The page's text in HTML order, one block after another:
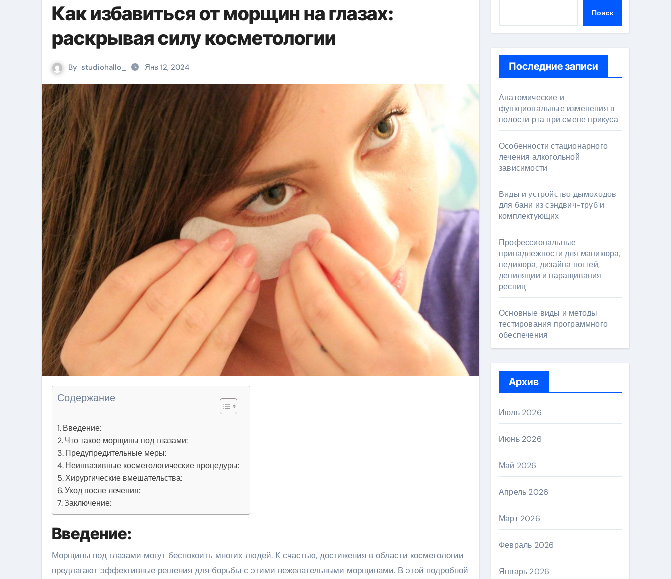
Как избавиться от морщин на глазах:
раскрывая силу косметологии
By studiohallo_ Янв 12, 2024
Содержание
Введение:
Что такое морщины под глазами:
Предупредительные меры:
Неинвазивные косметологические процедуры:
Хирургические вмешательства:
Уход после лечения:
Заключение:
Введение:
Морщины под глазами могут беспокоить многих людей. К счастью, достижения в области косметологии
предлагают эффективные решения для борьбы с этими нежелательными морщинами. В этой подробной
Поиск
Последние записи
Анатомические и
функциональные изменения в
полости рта при смене прикуса
Особенности стационарного
лечения алкогольной
зависимости
Виды и устройство дымоходов
для бани из сэндвич-труб и
комплектующих
Профессиональные
принадлежности для маникюра,
педикюра, дизайна ногтей,
депиляции и наращивания
ресниц
Основные виды и методы
тестирования программного
обеспечения
Архив
Июль 2026
Июнь 2026
Май 2026
Апрель 2026
Март 2026
Февраль 2026
Январь 2026